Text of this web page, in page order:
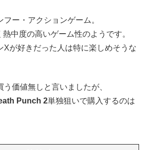
ー・アクションゲーム。
中度の高いゲーム性のようです。
Xが好きだった人は特に楽しめそうな
価値無しと言いましたが、
Punch 2単独狙いで購入するのは